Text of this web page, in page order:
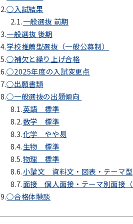
2.○入試結果
2.1.一般選抜 前期
3.一般選抜 後期
4.学校推薦型選抜（一般公募制）
5.○補欠と繰り上げ合格
6.○2025年度の入試変更点
7.○出願書類
8.○一般選抜の出題傾向
8.1.英語 標準
8.2.数学 標準
8.3.化学 やや易
8.4.生物 標準
8.5.物理 標準
8.6.小論文 資料文・図表・テーマ型
8.7.面接 個人面接・テーマ別面接
9.○合格体験談